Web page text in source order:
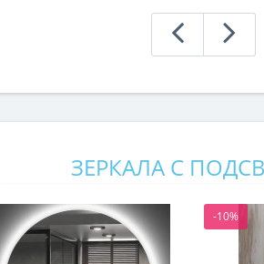
ЗЕРКАЛА С
-10%